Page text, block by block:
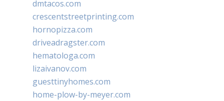
dmtacos.com
crescentstreetprinting.com
hornopizza.com
driveadragster.com
hematologa.com
lizaivanov.com
guesttinyhomes.com
home-plow-by-meyer.com